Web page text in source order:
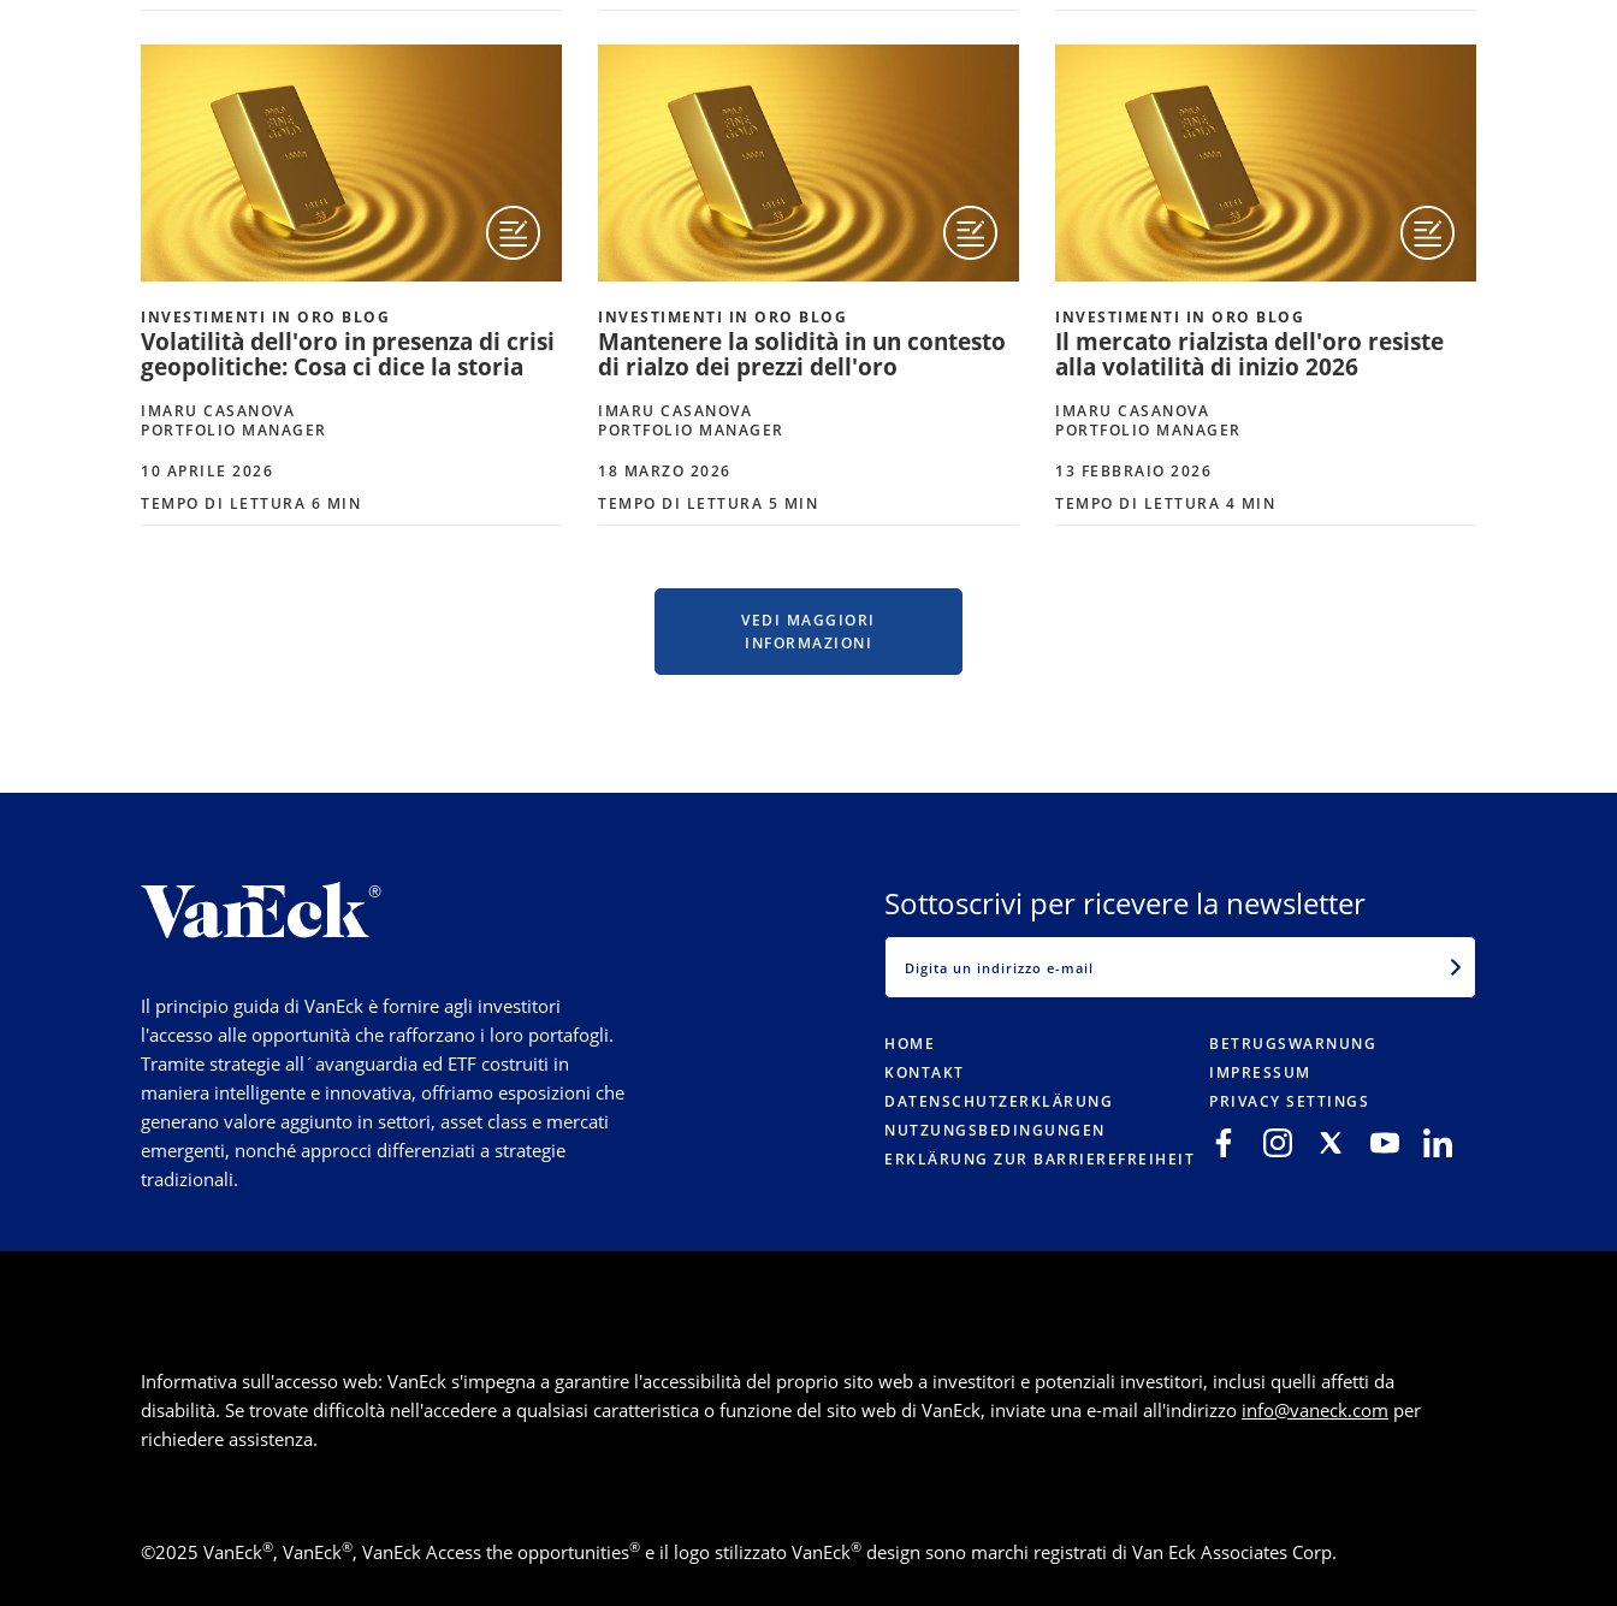
INVESTIMENTI IN ORO BLOG
Volatilità dell'oro in presenza di crisi
geopolitiche: Cosa ci dice la storia
IMARU CASANOVA
PORTFOLIO MANAGER
10 APRILE 2026
TEMPO DI LETTURA 6 MIN
INVESTIMENTI IN ORO BLOG
Mantenere la solidità in un contesto
di rialzo dei prezzi dell'oro
IMARU CASANOVA
PORTFOLIO MANAGER
18 MARZO 2026
TEMPO DI LETTURA 5 MIN
INVESTIMENTI IN ORO BLOG
Il mercato rialzista dell'oro resiste
alla volatilità di inizio 2026
IMARU CASANOVA
PORTFOLIO MANAGER
13 FEBBRAIO 2026
TEMPO DI LETTURA 4 MIN
VEDI MAGGIORI
INFORMAZIONI
Il principio guida di VanEck è fornire agli investitori
l'accesso alle opportunità che rafforzano i loro portafogli.
Tramite strategie all´avanguardia ed ETF costruiti in
maniera intelligente e innovativa, offriamo esposizioni che
generano valore aggiunto in settori, asset class e mercati
emergenti, nonché approcci differenziati a strategie
tradizionali.
Sottoscrivi per ricevere la newsletter
HOME
KONTAKT
DATENSCHUTZERKLÄRUNG
NUTZUNGSBEDINGUNGEN
ERKLÄRUNG ZUR BARRIEREFREIHEIT
BETRUGSWARNUNG
IMPRESSUM
PRIVACY SETTINGS
Informativa sull'accesso web: VanEck s'impegna a garantire l'accessibilità del proprio sito web a investitori e potenziali investitori, inclusi quelli affetti da
disabilità. Se trovate difficoltà nell'accedere a qualsiasi caratteristica o funzione del sito web di VanEck, inviate una e-mail all'indirizzo info@vaneck.com per
richiedere assistenza.
©2025 VanEck®, VanEck®, VanEck Access the opportunities® e il logo stilizzato VanEck® design sono marchi registrati di Van Eck Associates Corp.